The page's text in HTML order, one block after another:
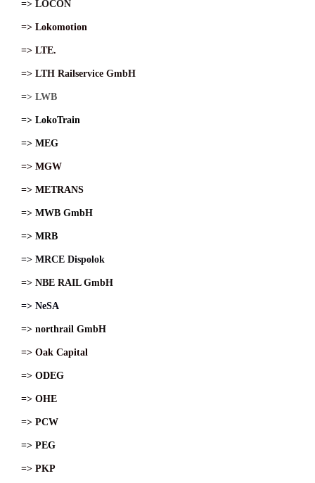
=> LOCON
=> Lokomotion
=> LTE.
=> LTH Railservice GmbH
=> LWB
=> LokoTrain
=> MEG
=> MGW
=> METRANS
=> MWB GmbH
=> MRB
=> MRCE Dispolok
=> NBE RAIL GmbH
=> NeSA
=> northrail GmbH
=> Oak Capital
=> ODEG
=> OHE
=> PCW
=> PEG
=> PKP